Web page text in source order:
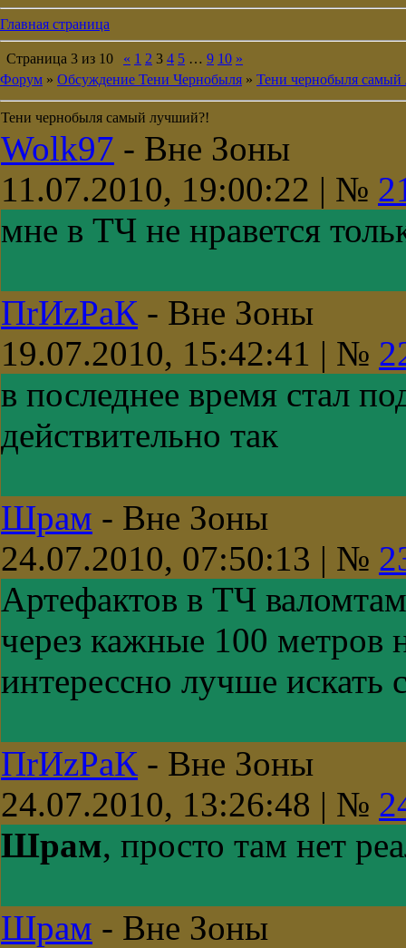
Главная страница
Страница 3 из 10 « 1 2 3 4 5 … 9 10 »
Форум » Обсуждение Тени Чернобыля » Тени чернобыля
Тени чернобыля самый лучший?!
Wolk97 - Вне Зоны
11.07.2010, 19:00:22 | №
мне в ТЧ не нравется
ПrИzРaК - Вне Зоны
19.07.2010, 15:42:41 | №
в последнее время стал
действительно так
Шрам - Вне Зоны
24.07.2010, 07:50:13 | №
Артефактов в ТЧ
через кажные 100 метров
интерессно лучше
ПrИzРaК - Вне Зоны
24.07.2010, 13:26:48 | №
Шрам, просто там нет
Шрам - Вне Зоны